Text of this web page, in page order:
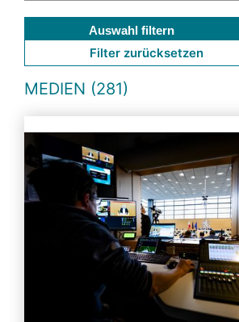
Auswahl filtern
Filter zurücksetzen
MEDIEN (281)